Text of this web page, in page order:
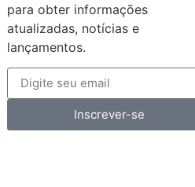
para obter informações
atualizadas, notícias e
lançamentos.
Inscrever-se